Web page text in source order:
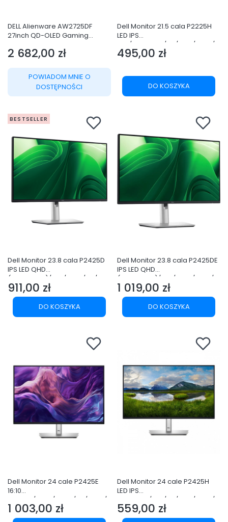
DELL Alienware AW2725DF
27inch QD-OLED Gaming
Cena
2 682,00 zł
POWIADOM MNIE O
DOSTĘPNOŚCI
Dell Monitor 21.5 cala P2225H
LED IPS
16:9/1920x1080/DP/VGA/HDMI/U
SB/3Y
Cena
495,00 zł
DO KOSZYKA
BESTSELLER
Dell Monitor 23.8 cala P2425D
IPS LED QHD
(2560x1440)/16:9/HDMI/DP/USB
-C/3xUSB/3Y AES&PPG
Cena
911,00 zł
DO KOSZYKA
Dell Monitor 23.8 cala P2425DE
IPS LED QHD
(2560x1440)/16:9/HDMI/2xDP/2
xUSB-C/3xUSB/3Y AES&PPG
Cena
1 019,00 zł
DO KOSZYKA
Dell Monitor 24 cale P2425E
16:10
WUXGA/HDMI/USBC/DP/RJ45/
USB/3Y
Cena
1 003,00 zł
Dell Monitor 24 cale P2425H
LED IPS
1920x1080/16:9/DP/VGA/HDMI/U
SB/3Y
Cena
559,00 zł